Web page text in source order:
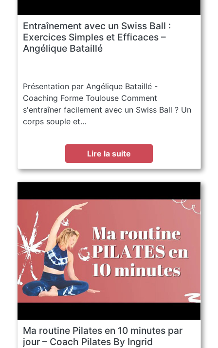
Entraînement avec un Swiss Ball :
Exercices Simples et Efficaces –
Angélique Bataillé
Présentation par Angélique Bataillé -
Coaching Forme Toulouse Comment
s'entraîner facilement avec un Swiss Ball ? Un
corps souple et…
Lire la suite
Ma routine Pilates en 10 minutes par
jour – Coach Pilates By Ingrid